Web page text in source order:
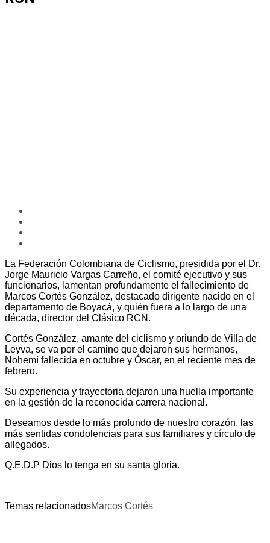
La Federación Colombiana de Ciclismo, presidida por el Dr.
Jorge Mauricio Vargas Carreño, el comité ejecutivo y sus
funcionarios, lamentan profundamente el fallecimiento de
Marcos Cortés González, destacado dirigente nacido en el
departamento de Boyacá, y quién fuera a lo largo de una
década, director del Clásico RCN.
Cortés González, amante del ciclismo y oriundo de Villa de
Leyva, se va por el camino que dejaron sus hermanos,
Nohemí fallecida en octubre y Óscar, en el reciente mes de
febrero.
Su experiencia y trayectoria dejaron una huella importante
en la gestión de la reconocida carrera nacional.
Deseamos desde lo más profundo de nuestro corazón, las
más sentidas condolencias para sus familiares y círculo de
allegados.
Q.E.D.P Dios lo tenga en su santa gloria.
Temas relacionadosMarcos Cortés